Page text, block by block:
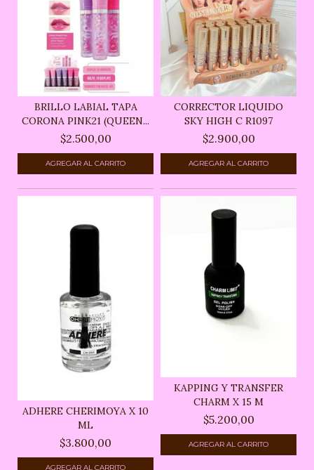
BRILLO LABIAL TAPA
CORONA PINK21 (QUEEN...
$2.500,00
CORRECTOR LIQUIDO
SKY HIGH C R1097
$2.900,00
ADHERE CHERIMOYA X 10
ML
$3.800,00
KAPPING Y TRANSFER
CHARM X 15 M
$5.200,00